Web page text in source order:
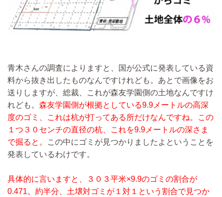
青木さんの調査によりますと、国が公式に発表している資
料から抜き出したものなんですけれども。あとで画像をお
送りしますが、総裁、これが森友学園側の土地なんですけ
れども。 森友学園側が根拠としている9.9メートルの高深
度のゴミ、これは杭が打ってある所だけなんですね。この
１つ３０センチの直径の杭、これを9.9メートルの深さま
で掘ると。
この中にゴミが見つかりましたよということを
発表しているわけです。
具体的に言いますと、３０３平米×9.9のゴミの割合が
0.471。約半分、土壌対ゴミが１対１という割合で見つか